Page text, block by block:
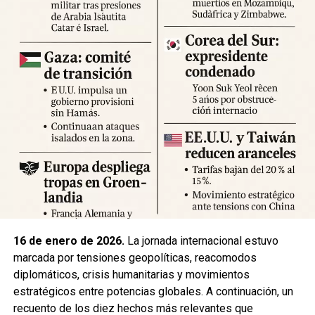
Expertos advierten sobre la posibilidad de réplicas
significativas y llaman a mantener la calma y preparar
suministros básicos. Las autoridades locales han
habilitado centros de atención para damnificados y piden a
la ciudadanía priorizar la seguridad y la cooperación con
los equipos de respuesta.
Fuente: 5to Poder Agencia de Noticias
16 de enero de 2026. La jornada internacional estuvo
marcada por tensiones geopolíticas, reacomodos
diplomáticos, crisis humanitarias y movimientos
estratégicos entre potencias globales. A continuación, un
recuento de los diez hechos más relevantes que